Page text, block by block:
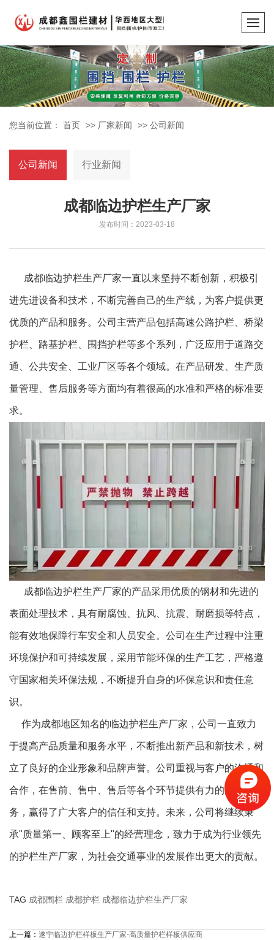
您当前位置： 首页 >> 厂家新闻 >> 公司新闻
公司新闻 行业新闻
成都临边护栏生产厂家
发布时间：2023-03-18
成都临边护栏生产厂家一直以来坚持不断创新，积极引
进先进设备和技术，不断完善自己的生产线，为客户提供更
优质的产品和服务。公司主营产品包括高速公路护栏、桥梁
护栏、路基护栏、围挡护栏等多个系列，广泛应用于道路交
通、公共安全、工业厂区等各个领域。在产品研发、生产质
量管理、售后服务等方面均有着很高的水准和严格的标准要
求。
成都临边护栏生产厂家的产品采用优质的钢材和先进的
表面处理技术，具有耐腐蚀、抗风、抗震、耐磨损等特点，
能有效地保障行车安全和人员安全。公司在生产过程中注重
环境保护和可持续发展，采用节能环保的生产工艺，严格遵
守国家相关环保法规，不断提升自身的环保意识和责任意
识。
作为成都地区知名的临边护栏生产厂家，公司一直致力
于提高产品质量和服务水平，不断推出新产品和新技术，树
立了良好的企业形象和品牌声誉。公司重视与客户的沟通和
合作，在售前、售中、售后等各个环节提供有力的支持和服
务，赢得了广大客户的信任和支持。未来，公司将继续秉
承"质量第一、顾客至上"的经营理念，致力于成为行业领先
的护栏生产厂家，为社会交通事业的发展作出更大的贡献。
TAG 成都围栏 成都护栏 成都临边护栏生产厂家
上一篇： 遂宁临边护栏样板生产厂家-高质量护栏样板供应商